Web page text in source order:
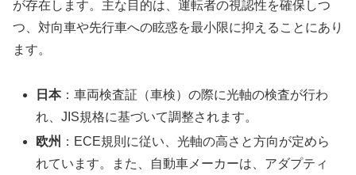
が存在します。主な目的は、運転者の視認性を確保しつ
つ、対向車や先行車への眩惑を最小限に抑えることにあり
ます。
日本：車両検査証（車検）の際に光軸の検査が行わ
れ、JIS規格に基づいて調整されます。
欧州 ：ECE規則に従い、光軸の高さと方向が定めら
れています。また、自動車メーカーは、アダプティ